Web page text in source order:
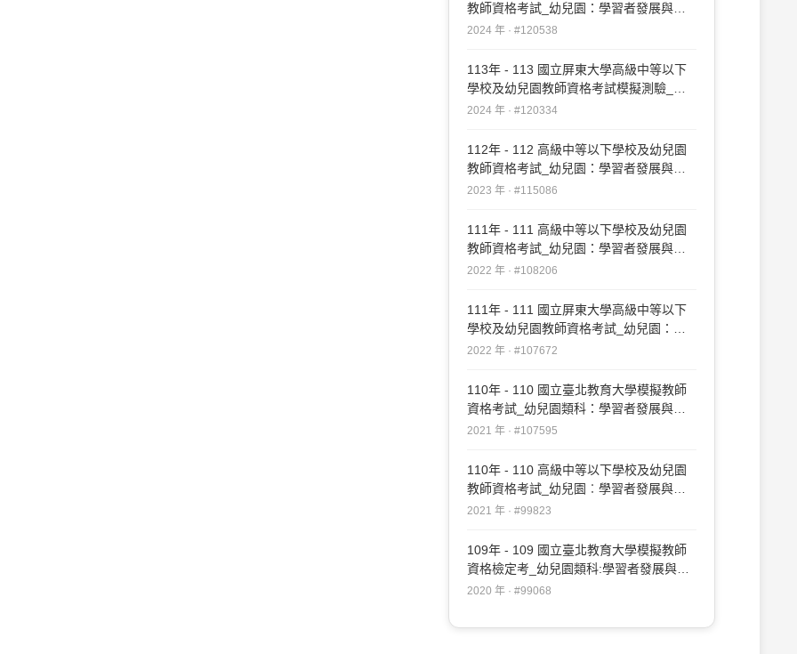
教師資格考試_幼兒園：學習者發展與適
性輔導#120538
2024 年 · #120538
113年 - 113 國立屏東大學高級中等以下
學校及幼兒園教師資格考試模擬測驗_幼
兒園：學習者發展與適性輔導#120334
2024 年 · #120334
112年 - 112 高級中等以下學校及幼兒園
教師資格考試_幼兒園：學習者發展與適
性輔導#115086
2023 年 · #115086
111年 - 111 高級中等以下學校及幼兒園
教師資格考試_幼兒園：學習者發展與適
性輔導#108206
2022 年 · #108206
111年 - 111 國立屏東大學高級中等以下
學校及幼兒園教師資格考試_幼兒園：學
習者發展與適性輔導#107672
2022 年 · #107672
110年 - 110 國立臺北教育大學模擬教師
資格考試_幼兒園類科：學習者發展與適
性輔導#107595
2021 年 · #107595
110年 - 110 高級中等以下學校及幼兒園
教師資格考試_幼兒園︰學習者發展與適
性輔導#99823
2021 年 · #99823
109年 - 109 國立臺北教育大學模擬教師
資格檢定考_幼兒園類科:學習者發展與適
性輔導#99068
2020 年 · #99068